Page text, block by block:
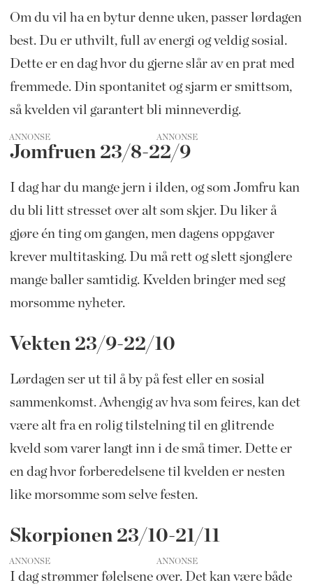
Om du vil ha en bytur denne uken, passer lørdagen
best. Du er uthvilt, full av energi og veldig sosial.
Dette er en dag hvor du gjerne slår av en prat med
fremmede. Din spontanitet og sjarm er smittsom,
så kvelden vil garantert bli minneverdig.
ANNONSE
Jomfruen 23/8-22/9
I dag har du mange jern i ilden, og som Jomfru kan
du bli litt stresset over alt som skjer. Du liker å
gjøre én ting om gangen, men dagens oppgaver
krever multitasking. Du må rett og slett sjonglere
mange baller samtidig. Kvelden bringer med seg
morsomme nyheter.
Vekten 23/9-22/10
Lørdagen ser ut til å by på fest eller en sosial
sammenkomst. Avhengig av hva som feires, kan det
være alt fra en rolig tilstelning til en glitrende
kveld som varer langt inn i de små timer. Dette er
en dag hvor forberedelsene til kvelden er nesten
like morsomme som selve festen.
Skorpionen 23/10-21/11
ANNONSE
I dag strømmer følelsene over. Det kan være både